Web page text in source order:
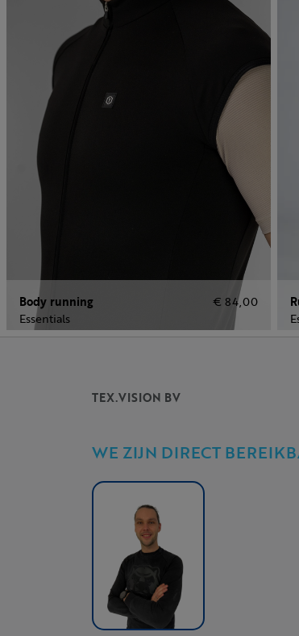
Body running
Essentials
€ 84,00
TEX.VISION BV
WE ZIJN DIRECT